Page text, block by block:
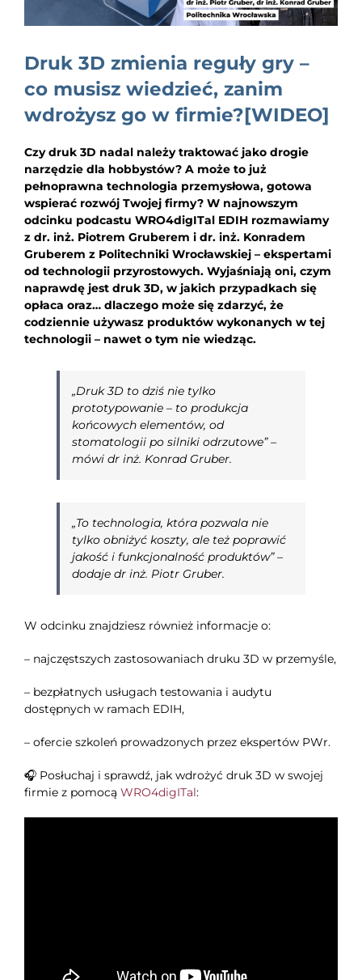
KONTAKT
Druk 3D zmienia reguły gry –
co musisz wiedzieć, zanim
wdrożysz go w firmie?[WIDEO]
Czy druk 3D nadal należy traktować jako drogie
narzędzie dla hobbystów? A może to już
pełnoprawna technologia przemysłowa, gotowa
wspierać rozwój Twojej firmy? W najnowszym
odcinku podcastu WRO4digITal EDIH rozmawiamy
z dr. inż. Piotrem Gruberem i dr. inż. Konradem
Gruberem z Politechniki Wrocławskiej – ekspertami
od technologii przyrostowych. Wyjaśniają oni, czym
naprawdę jest druk 3D, w jakich przypadkach się
opłaca oraz… dlaczego może się zdarzyć, że
codziennie używasz produktów wykonanych w tej
technologii – nawet o tym nie wiedząc.
„Druk 3D to dziś nie tylko
prototypowanie – to produkcja
końcowych elementów, od
stomatologii po silniki odrzutowe” –
mówi dr inż. Konrad Gruber.
„To technologia, która pozwala nie
tylko obniżyć koszty, ale też poprawić
jakość i funkcjonalność produktów” –
dodaje dr inż. Piotr Gruber.
W odcinku znajdziesz również informacje o:
– najczęstszych zastosowaniach druku 3D w przemyśle,
– bezpłatnych usługach testowania i audytu
dostępnych w ramach EDIH,
– ofercie szkoleń prowadzonych przez ekspertów PWr.
🎧 Posłuchaj i sprawdź, jak wdrożyć druk 3D w swojej
firmie z pomocą WRO4digITal: